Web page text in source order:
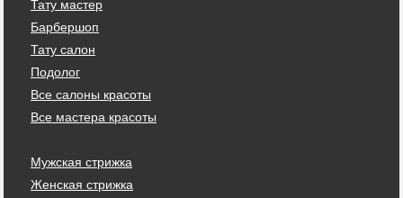
Тату мастер
Барбершоп
Тату салон
Подолог
Все салоны красоты
Все мастера красоты
Мужская стрижка
Женская стрижка